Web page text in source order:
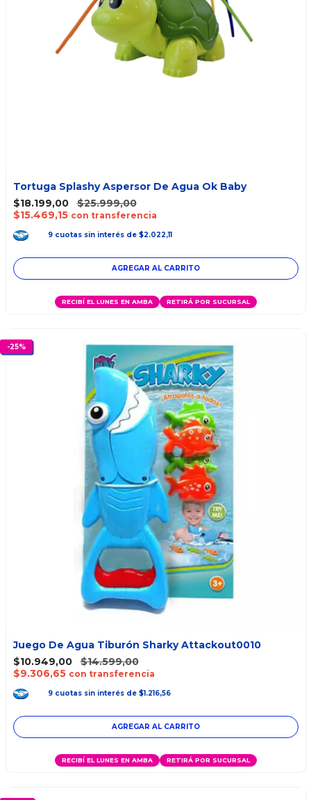
Tortuga Splashy Aspersor De Agua Ok Baby
$18.199,00
$25.999,00
$15.469,15 con transferencia
9 cuotas sin interés de $2.022,11
AGREGAR AL CARRITO
RECIBÍ EL LUNES EN AMBA RETIRÁ POR SUCURSAL
-25%
Juego De Agua Tiburón Sharky Attackout0010
$10.949,00
$14.599,00
$9.306,65 con transferencia
9 cuotas sin interés de $1.216,56
RECIBÍ EL LUNES EN AMBA RETIRÁ POR SUCURSAL